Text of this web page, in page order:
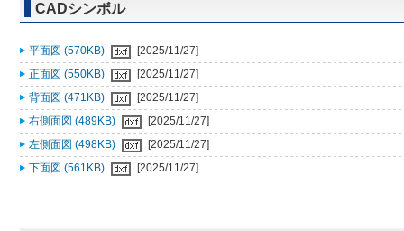
CADシンボル
平面図 (570KB)
[2025/11/27]
正面図 (550KB)
[2025/11/27]
背面図 (471KB)
[2025/11/27]
右側面図 (489KB)
[2025/11/27]
左側面図 (498KB)
[2025/11/27]
下面図 (561KB)
[2025/11/27]